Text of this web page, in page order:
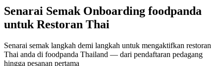
Senarai Semak Onboarding foodpanda
untuk Restoran Thai
Senarai semak langkah demi langkah untuk mengaktifkan restoran
Thai anda di foodpanda Thailand — dari pendaftaran pedagang
hingga pesanan pertama